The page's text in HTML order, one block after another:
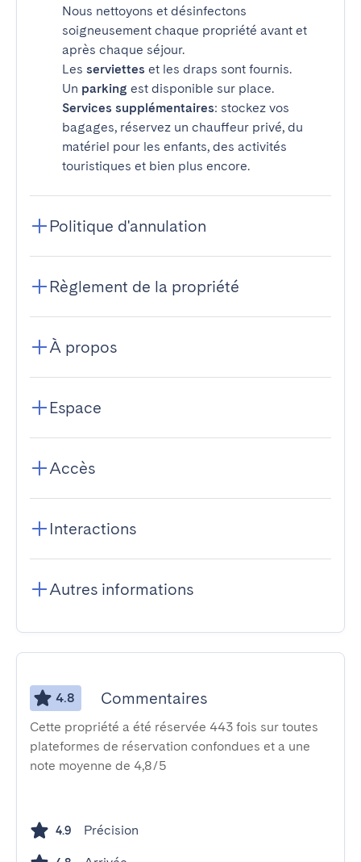
Nous nettoyons et désinfectons
soigneusement chaque propriété avant et
après chaque séjour.
Les serviettes et les draps sont fournis.
Un parking est disponible sur place.
Services supplémentaires: stockez vos
bagages, réservez un chauffeur privé, du
matériel pour les enfants, des activités
touristiques et bien plus encore.
Politique d'annulation
Règlement de la propriété
À propos
Espace
Accès
Interactions
Autres informations
4.8 Commentaires
Cette propriété a été réservée 443 fois sur toutes
plateformes de réservation confondues et a une
note moyenne de 4,8/5
4.9 Précision